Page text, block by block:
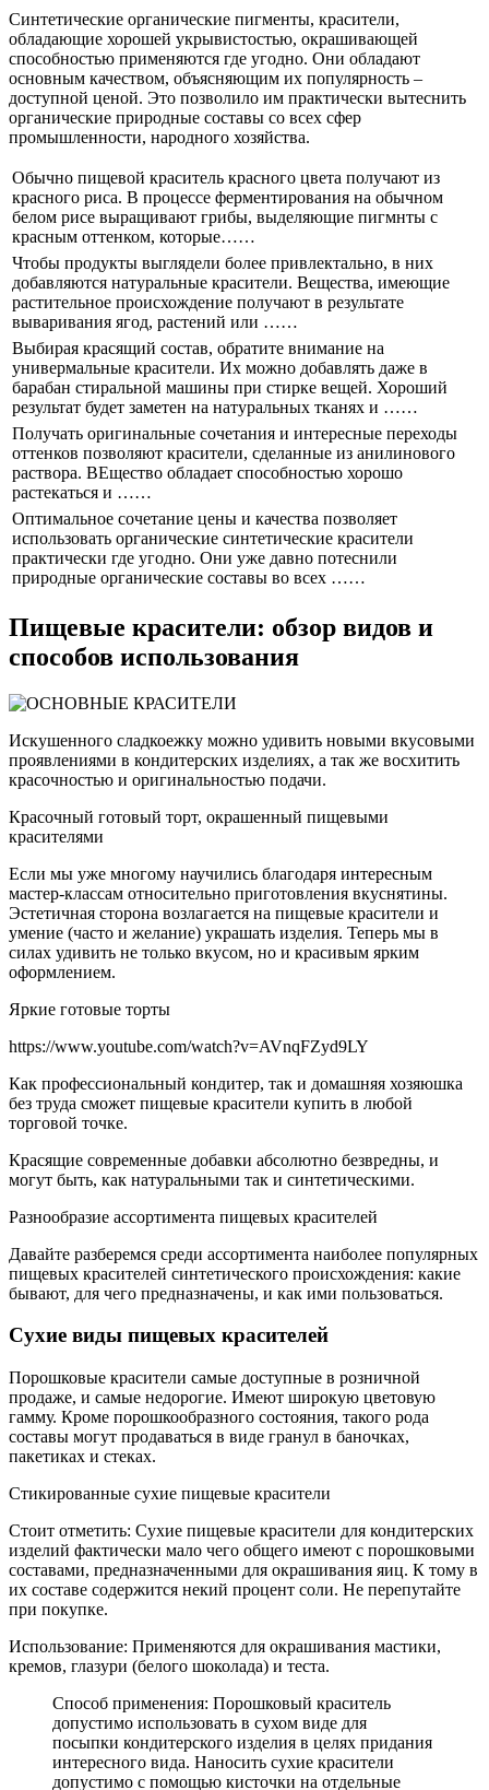
Синтетические органические пигменты, красители,
обладающие хорошей укрывистостью, окрашивающей
способностью применяются где угодно. Они обладают
основным качеством, объясняющим их популярность –
доступной ценой. Это позволило им практически вытеснить
органические природные составы со всех сфер
промышленности, народного хозяйства.
Обычно пищевой краситель красного цвета получают из
красного риса. В процессе ферментирования на обычном
белом рисе выращивают грибы, выделяющие пигмнты с
красным оттенком, которые……
Чтобы продукты выглядели более привлектально, в них
добавляются натуральные красители. Вещества, имеющие
растительное происхождение получают в результате
вываривания ягод, растений или ……
Выбирая красящий состав, обратите внимание на
универмальные красители. Их можно добавлять даже в
барабан стиральной машины при стирке вещей. Хороший
результат будет заметен на натуральных тканях и ……
Получать оригинальные сочетания и интересные переходы
оттенков позволяют красители, сделанные из анилинового
раствора. ВЕщество обладает способностью хорошо
растекаться и ……
Оптимальное сочетание цены и качества позволяет
использовать органические синтетические красители
практически где угодно. Они уже давно потеснили
природные органические составы во всех ……
Пищевые красители: обзор видов и
способов использования
Искушенного сладкоежку можно удивить новыми вкусовыми
проявлениями в кондитерских изделиях, а так же восхитить
красочностью и оригинальностью подачи.
Красочный готовый торт, окрашенный пищевыми
красителями
Если мы уже многому научились благодаря интересным
мастер-классам относительно приготовления вкуснятины.
Эстетичная сторона возлагается на пищевые красители и
умение (часто и желание) украшать изделия. Теперь мы в
силах удивить не только вкусом, но и красивым ярким
оформлением.
Яркие готовые торты
https://www.youtube.com/watch?v=AVnqFZyd9LY
Как профессиональный кондитер, так и домашняя хозяюшка
без труда сможет пищевые красители купить в любой
торговой точке.
Красящие современные добавки абсолютно безвредны, и
могут быть, как натуральными так и синтетическими.
Разнообразие ассортимента пищевых красителей
Давайте разберемся среди ассортимента наиболее популярных
пищевых красителей синтетического происхождения: какие
бывают, для чего предназначены, и как ими пользоваться.
Сухие виды пищевых красителей
Порошковые красители самые доступные в розничной
продаже, и самые недорогие. Имеют широкую цветовую
гамму. Кроме порошкообразного состояния, такого рода
составы могут продаваться в виде гранул в баночках,
пакетиках и стеках.
Стикированные сухие пищевые красители
Стоит отметить: Сухие пищевые красители для кондитерских
изделий фактически мало чего общего имеют с порошковыми
составами, предназначенными для окрашивания яиц. К тому в
их составе содержится некий процент соли. Не перепутайте
при покупке.
Использование: Применяются для окрашивания мастики,
кремов, глазури (белого шоколада) и теста.
Способ применения: Порошковый краситель
допустимо использовать в сухом виде для
посыпки кондитерского изделия в целях придания
интересного вида. Наносить сухие красители
допустимо с помощью кисточки на отдельные